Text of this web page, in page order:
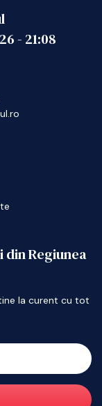
- 21:08
din Regiunea
la curent cu tot